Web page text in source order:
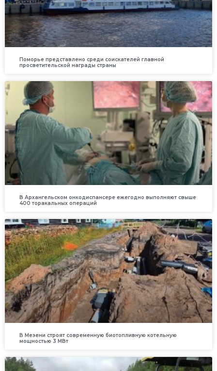
Поморье представлено среди соискателей главной
просветительской награды страны
В Архангельском онкодиспансере ежегодно выполняют свыше
400 торакальных операций
В Мезени строят современную биотопливную котельную
мощностью 3 МВт